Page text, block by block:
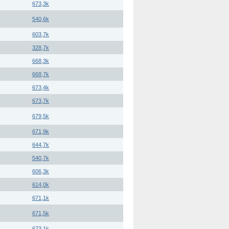
673,3k
540,6k
603,7k
328,7k
668,3k
668,7k
673,4k
673,7k
679,5k
671,9k
644,7k
540,7k
606,3k
614,0k
671,1k
671,5k